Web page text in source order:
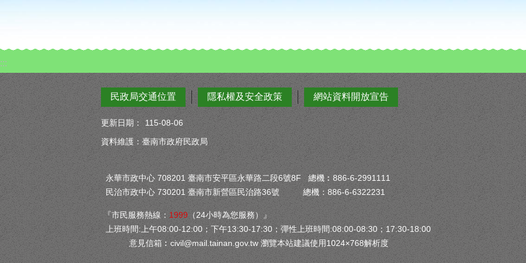
:::
民政局交通位置 隱私權及安全政策 網站資料開放宣告
更新日期：
115-08-06
資料維護：臺南市政府民政局
永華市政中心 708201 臺南市安平區永華路二段6號8F 總機︰886-6-2991111
民治市政中心 730201 臺南市新營區民治路36號 總機：886-6-6322231
『市民服務熱線： 1999 （24小時為您服務）』
上班時間:上午08:00-12:00；下午13:30-17:30；彈性上班時間:08:00-08:30；17:30-18:00
意見信箱︰ civil@mail.tainan.gov.tw 瀏覽本站建議使用1024×768解析度